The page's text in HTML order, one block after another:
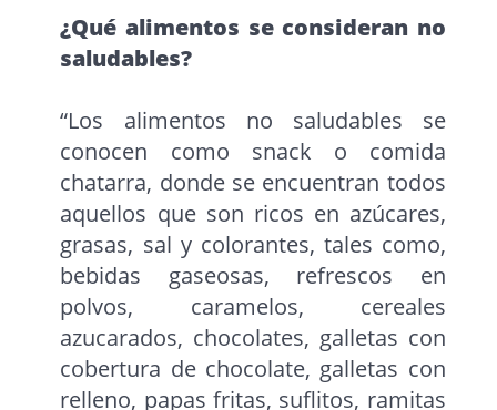
¿Qué alimentos se consideran no
saludables?
“Los alimentos no saludables se
conocen como snack o comida
chatarra, donde se encuentran todos
aquellos que son ricos en azúcares,
grasas, sal y colorantes, tales como,
bebidas gaseosas, refrescos en
polvos, caramelos, cereales
azucarados, chocolates, galletas con
cobertura de chocolate, galletas con
relleno, papas fritas, suflitos, ramitas